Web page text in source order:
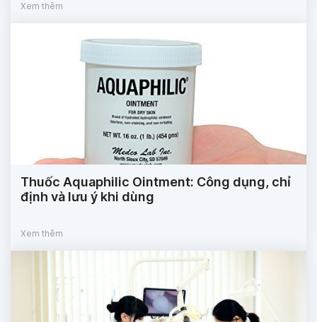
Xem thêm
Thuốc Aquaphilic Ointment: Công dụng, chỉ
định và lưu ý khi dùng
Xem thêm